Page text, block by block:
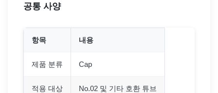
공통 사양
항목 내용
제품 분류 Cap
적용 대상 No.02 및 기타 호환 튜브